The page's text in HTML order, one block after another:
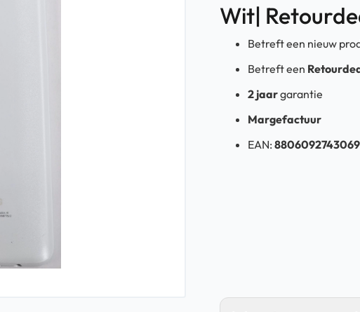
Wit|
Betreft een nieuw
Betreft een
2 jaargarantie
Margefactuur
EAN: 8806092743069